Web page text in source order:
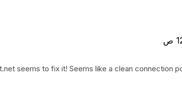
seems to fix it! Seems like a clean connection